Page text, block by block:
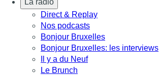
Direct & Replay
Nos podcasts
Bonjour Bruxelles
Bonjour Bruxelles: les interviews
Il y a du Neuf
Le Brunch